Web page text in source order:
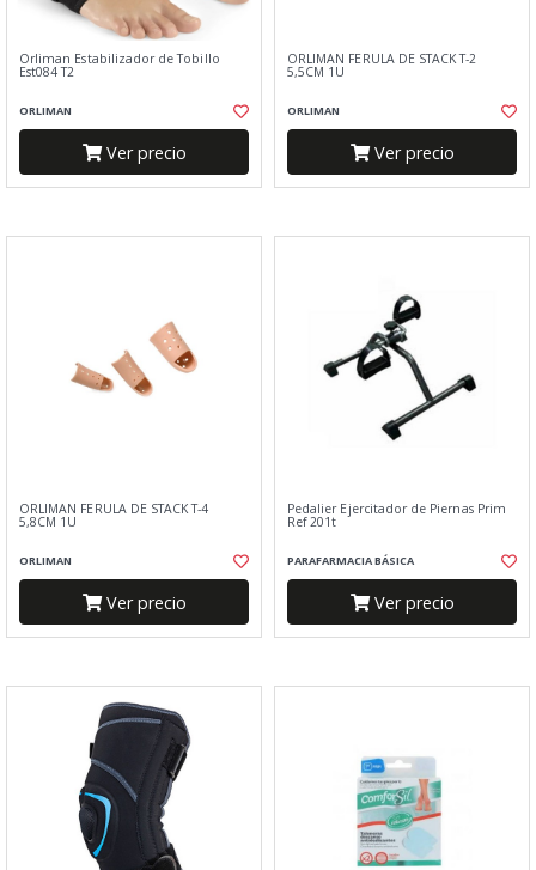
Orliman Estabilizador de Tobillo
Est084 T2
ORLIMAN
Ver precio
ORLIMAN FERULA DE STACK T-2
5,5CM 1U
ORLIMAN
Ver precio
ORLIMAN FERULA DE STACK T-4
5,8CM 1U
ORLIMAN
Ver precio
Pedalier Ejercitador de Piernas Prim
Ref 201t
PARAFARMACIA BÁSICA
Ver precio